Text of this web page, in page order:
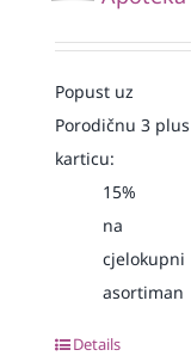
Popust uz
Porodičnu 3 plus
karticu:
15%
na
cjelokupni
asortiman
Details